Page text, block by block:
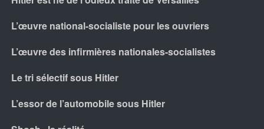
L’œuvre national-socialiste pour les ouvriers
L’œuvre des infirmières nationales-socialistes
Le tri sélectif sous Hitler
L’essor de l’automobile sous Hitler